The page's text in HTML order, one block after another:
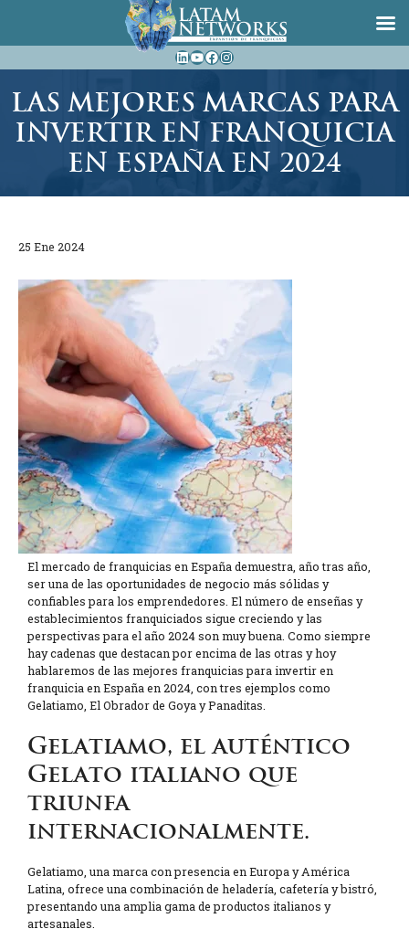
al
contenido
LinkedIn
YouTube
Facebook
Instagram
LAS MEJORES MARCAS PARA
INVERTIR EN FRANQUICIA
EN ESPAÑA EN 2024
25 Ene 2024
El mercado de franquicias en España demuestra, año tras año,
ser una de las oportunidades de negocio más sólidas y
confiables para los emprendedores. El número de enseñas y
establecimientos franquiciados sigue creciendo y las
perspectivas para el año 2024 son muy buena. Como siempre
hay cadenas que destacan por encima de las otras y hoy
hablaremos de las mejores franquicias para invertir en
franquicia en España en 2024, con tres ejemplos como
Gelatiamo, El Obrador de Goya y Panaditas.
Gelatiamo, el auténtico
Gelato italiano que
triunfa
internacionalmente.
Gelatiamo, una marca con presencia en Europa y América
Latina, ofrece una combinación de heladería, cafetería y bistró,
presentando una amplia gama de productos italianos y
artesanales.